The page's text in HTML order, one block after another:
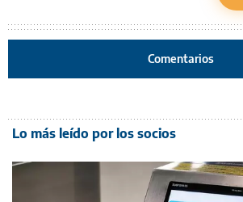
Comentarios
Lo más leído por los socios